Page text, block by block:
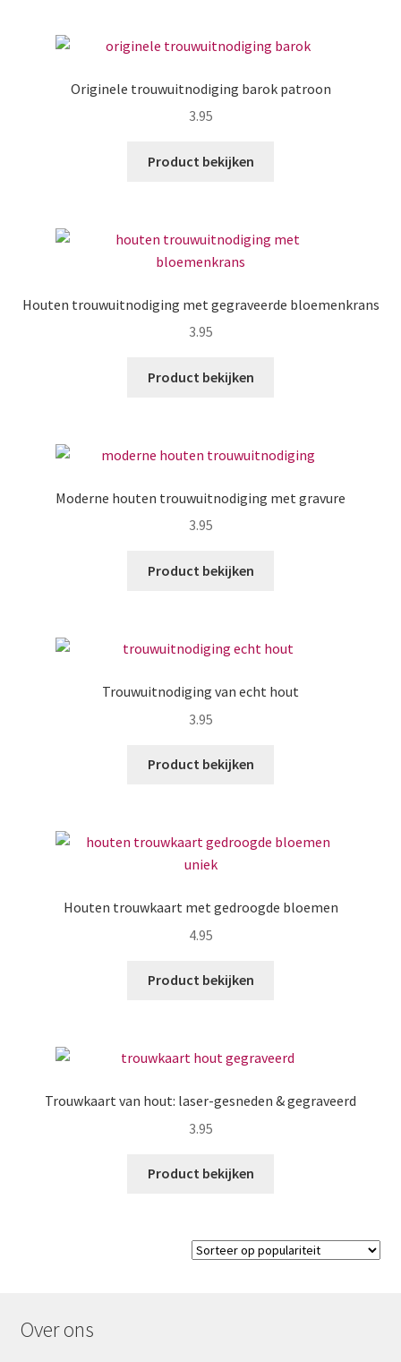
Originele trouwuitnodiging barok patroon
3.95
Product bekijken
Houten trouwuitnodiging met gegraveerde bloemenkrans
3.95
Product bekijken
Moderne houten trouwuitnodiging met gravure
3.95
Product bekijken
Trouwuitnodiging van echt hout
3.95
Product bekijken
Houten trouwkaart met gedroogde bloemen
4.95
Product bekijken
Trouwkaart van hout: laser-gesneden & gegraveerd
3.95
Product bekijken
Over ons